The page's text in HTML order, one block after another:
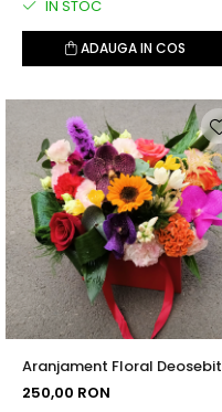
IN STOC
ADAUGA IN COS
Aranjament Floral Deosebit
250,00 RON